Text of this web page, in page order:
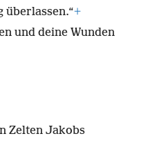
+
und deine Wunden
Zelten Jakobs